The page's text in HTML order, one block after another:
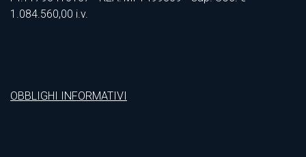
1.084.560,00 i.v.
OBBLIGHI INFORMATIVI